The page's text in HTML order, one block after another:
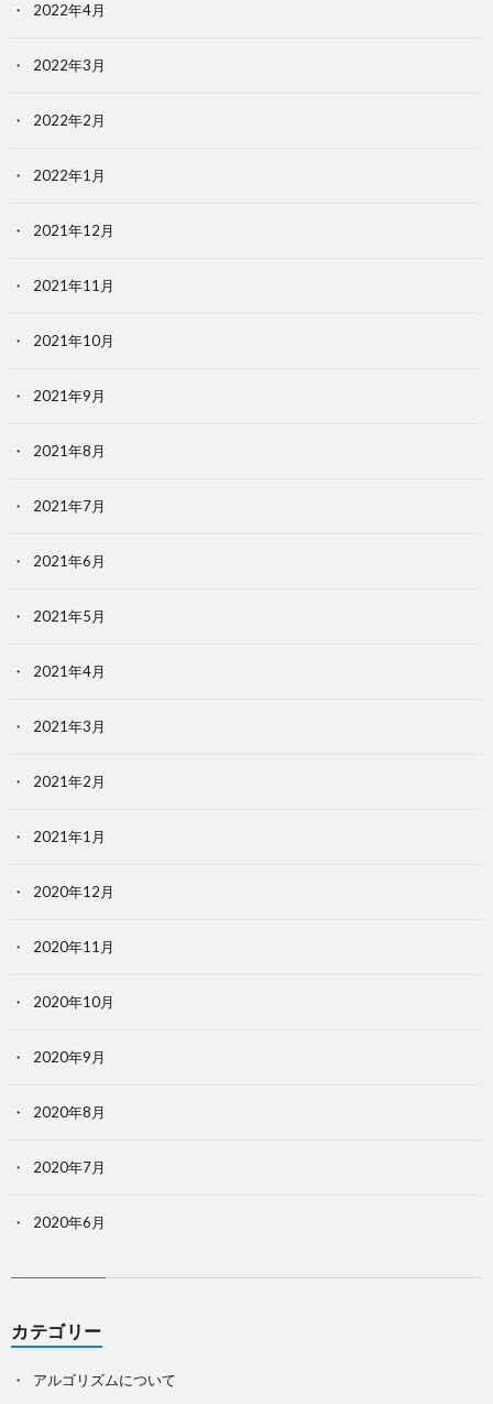
2022年4月
2022年3月
2022年2月
2022年1月
2021年12月
2021年11月
2021年10月
2021年9月
2021年8月
2021年7月
2021年6月
2021年5月
2021年4月
2021年3月
2021年2月
2021年1月
2020年12月
2020年11月
2020年10月
2020年9月
2020年8月
2020年7月
2020年6月
カテゴリー
アルゴリズムについて